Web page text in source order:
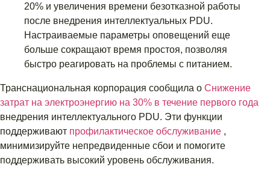
20% и увеличения времени безотказной работы
после внедрения интеллектуальных PDU.
Настраиваемые параметры оповещений еще
больше сокращают время простоя, позволяя
быстро реагировать на проблемы с питанием.
Транснациональная корпорация сообщила о Снижение
затрат на электроэнергию на 30% в течение первого года
внедрения интеллектуального PDU. Эти функции
поддерживают профилактическое обслуживание ,
минимизируйте непредвиденные сбои и помогите
поддерживать высокий уровень обслуживания.